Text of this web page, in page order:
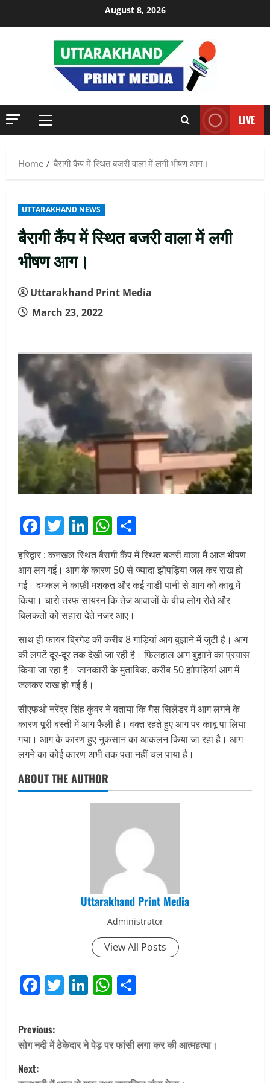
August 8, 2026
Primary
LIVE
Home बैरागी कैंप में स्थित बजरी वाला में लगी भीषण आग।
UTTARAKHAND NEWS
बैरागी कैंप में स्थित बजरी वाला में लगी
भीषण आग।
Uttarakhand Print Media
March 23, 2022
Facebook
Twitter
LinkedIn
WhatsApp
हरिद्वार : कनखल स्थित बैरागी कैंप में स्थित बजरी वाला मैं आज भीषण
आग लग गई। आग के कारण 50 से ज्यादा झोपड़िया जल कर राख हो
गई। दमकल ने काफ़ी मशकत और कई गाडी पानी से आग को काबू में
किया। चारो तरफ सायरन कि तेज आवाजों के बीच लोग रोते और
बिलकतो को सहारा देते नजर आए।
साथ ही फायर ब्रिगेड की करीब 8 गाड़ियां आग बुझाने में जुटी है। आग
की लपटें दूर-दूर तक देखी जा रही है। फिलहाल आग बुझाने का प्रयास
किया जा रहा है। जानकारी के मुताबिक, करीब 50 झोपड़ियां आग में
जलकर राख हो गई हैं।
सीएफओ नरेंद्र सिंह कुंवर ने बताया कि गैस सिलेंडर में आग लगने के
कारण पूरी बस्ती में आग फैली है। वक्त रहते हुए आग पर काबू पा लिया
गया। आग के कारण हुए नुकसान का आकलन किया जा रहा है। आग
लगने का कोई कारण अभी तक पता नहीं चल पाया है।
ABOUT THE AUTHOR
Uttarakhand Print Media
Administrator
View All Posts
Facebook
Twitter
LinkedIn
WhatsApp
P
o
s
Previous:
सोग नदी में ठेकेदार ने पेड़ पर फांसी लगा कर की आत्महत्या।
Next: